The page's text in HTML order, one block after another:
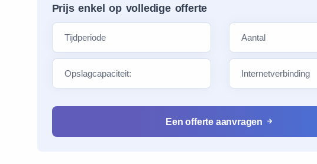
Prijs enkel op volledige offerte
Een offerte aanvragen